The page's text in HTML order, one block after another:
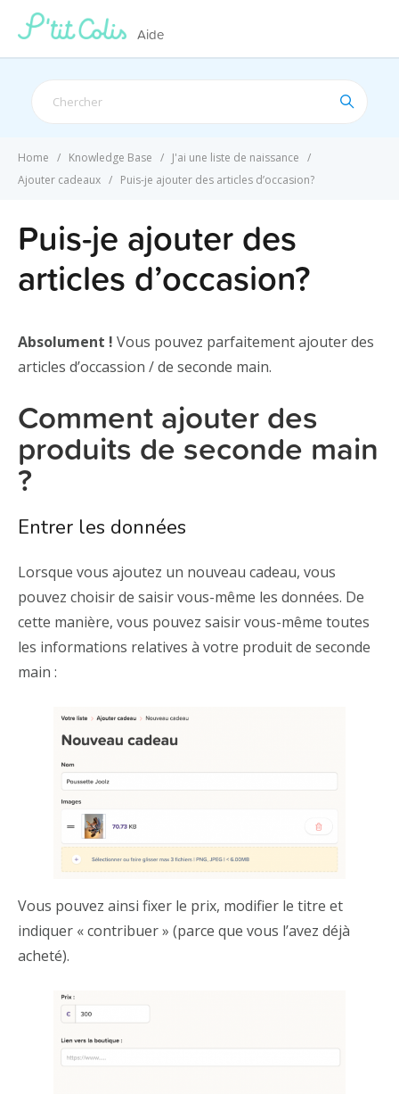
Aide
Home Knowledge Base
J'ai une liste de naissance
Ajouter cadeaux
Puis-je ajouter des articles d’occasion?
Puis-je ajouter des
articles d’occasion?
Absolument ! Vous pouvez parfaitement ajouter des
articles d’occassion / de seconde main.
Comment ajouter des
produits de seconde main
?
Entrer les données
Lorsque vous ajoutez un nouveau cadeau, vous
pouvez choisir de saisir vous-même les données. De
cette manière, vous pouvez saisir vous-même toutes
les informations relatives à votre produit de seconde
main :
Vous pouvez ainsi fixer le prix, modifier le titre et
indiquer « contribuer » (parce que vous l’avez déjà
acheté).